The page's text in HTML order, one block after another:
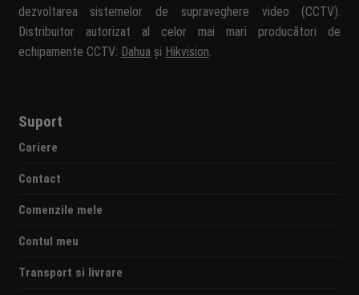
dezvoltarea sistemelor de supraveghere video (CCTV).
Distribuitor autorizat al celor mai mari producători de
echipamente CCTV: Dahua și Hikvision
Suport
Cariere
Contact
Comenzile mele
Contul meu
Transport si livrare